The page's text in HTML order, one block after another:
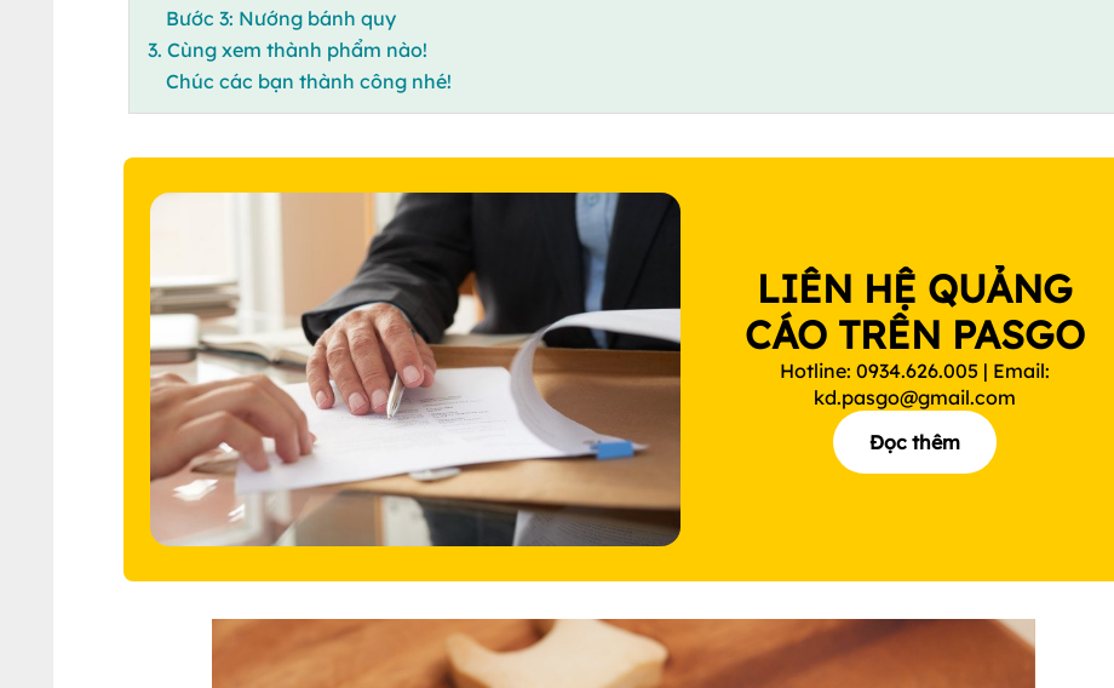
Bước 3: Nướng bánh quy
3. Cùng xem thành phẩm nào!
Chúc các bạn thành công nhé!
LIÊN HỆ QUẢNG
CÁO TRÊN PASGO
Hotline: 0934.626.005 | Email:
kd.pasgo@gmail.com
Đọc thêm